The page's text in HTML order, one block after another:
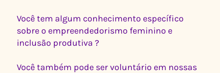
Você tem algum conhecimento específico
sobre o empreendedorismo feminino e
inclusão produtiva ?
Você também pode ser voluntário em nossas